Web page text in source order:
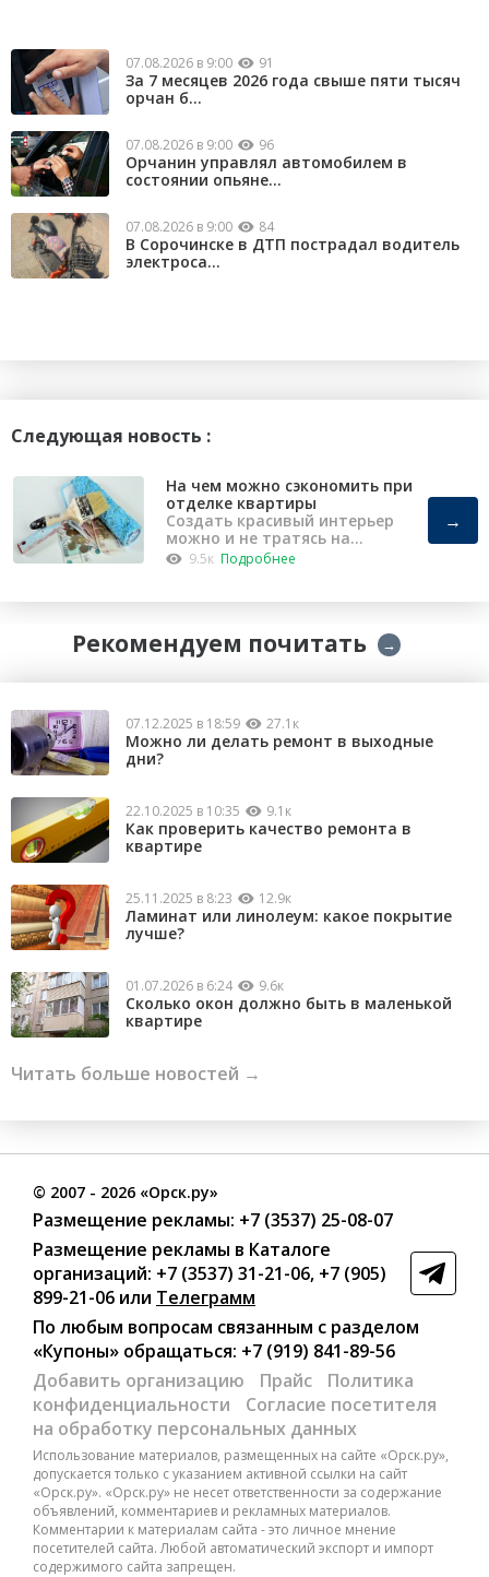
07.08.2026 в 9:00 91
За 7 месяцев 2026 года свыше пяти тысяч
орчан б...
07.08.2026 в 9:00 96
Орчанин управлял автомобилем в
состоянии опьяне...
07.08.2026 в 9:00 84
В Сорочинске в ДТП пострадал водитель
электроса...
Следующая новость :
На чем можно сэкономить при
отделке квартиры
Создать красивый интерьер
можно и не тратясь на
капремонт
9.5к Подробнее
→
Рекомендуем почитать →
07.12.2025 в 18:59 27.1к
Можно ли делать ремонт в выходные
дни?
22.10.2025 в 10:35 9.1к
Как проверить качество ремонта в
квартире
25.11.2025 в 8:23 12.9к
Ламинат или линолеум: какое покрытие
лучше?
01.07.2026 в 6:24 9.6к
Сколько окон должно быть в маленькой
квартире
Читать больше новостей →
© 2007 - 2026 «Орск.ру»
Размещение рекламы: +7 (3537) 25-08-07
Размещение рекламы в Каталоге
организаций: +7 (3537) 31-21-06, +7 (905)
899-21-06 или Телеграмм
По любым вопросам связанным с разделом
«Купоны» обращаться: +7 (919) 841-89-56
Добавить организацию
Прайс
Политика
конфиденциальности
Согласие посетителя
на обработку персональных данных
Использование материалов, размещенных на сайте «Орск.ру»,
допускается только с указанием активной ссылки на сайт
«Орск.ру». «Орск.ру» не несет ответственности за содержание
объявлений, комментариев и рекламных материалов.
Комментарии к материалам сайта - это личное мнение
посетителей сайта. Любой автоматический экспорт и импорт
содержимого сайта запрещен.